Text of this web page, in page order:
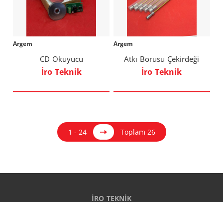
Argem
CD Okuyucu
İro Teknik
Argem
Atkı Borusu Çekirdeği
İro Teknik
1 - 24 Toplam 26
İRO TEKNİK